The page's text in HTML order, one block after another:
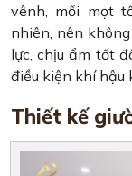
vênh, mối mọt
nhiên, nên
lực, chịu ẩm tốt
điều kiện khí hậu
Thiết kế